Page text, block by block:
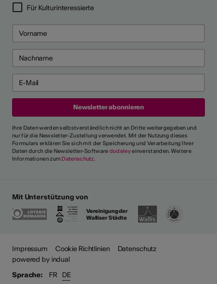
Für Kulturinteressierte
Ihre Daten werden selbstverständlich nicht an Dritte weitergegeben und
nur für die Newsletter-Zustellung verwendet. Mit der Nutzung dieses
Formulars erklären Sie sich mit der Speicherung und Verarbeitung Ihrer
Daten durch die Newsletter-Software dodeleyeinverstanden. Weitere
Informationen zum Datenschutz.
Mit Unterstützung von
Vereinigung der
Walliser Städte
Impressum Cookie Richtlinien
Datenschutz
powered by indual
Sprache:
FR DE